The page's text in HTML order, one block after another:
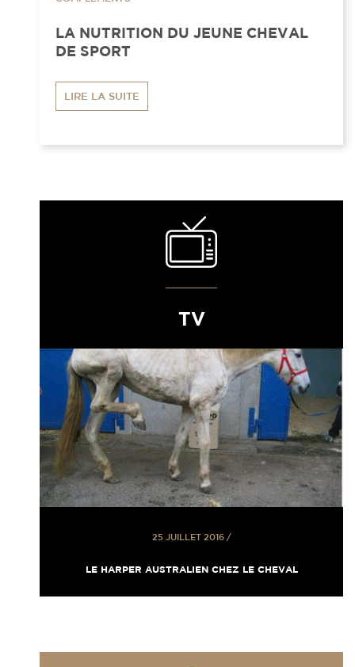
LA NUTRITION DU JEUNE CHEVAL
DE SPORT
LIRE LA SUITE
TV
25 JUILLET 2016/
LE HARPER AUSTRALIEN CHEZ LE CHEVAL